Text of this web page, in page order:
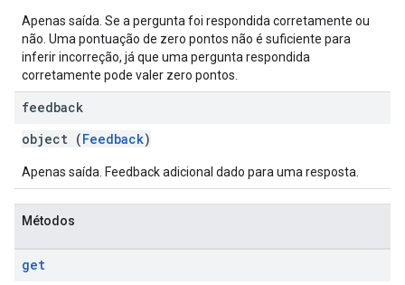
Apenas saída. Se a pergunta foi respondida corretamente ou
não. Uma pontuação de zero pontos não é suficiente para
inferir incorreção, já que uma pergunta respondida
corretamente pode valer zero pontos.
feedback
object (Feedback)
Apenas saída. Feedback adicional dado para uma resposta.
Métodos
get